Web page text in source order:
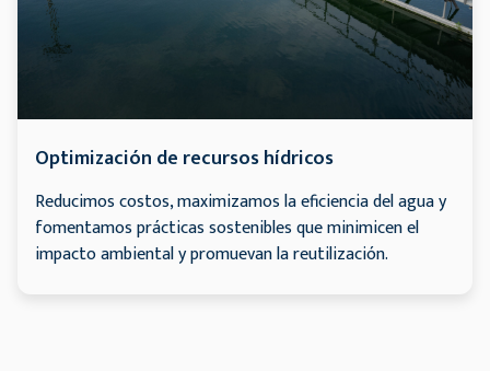
Optimización de recursos hídricos
Reducimos costos, maximizamos la eficiencia del agua y
fomentamos prácticas sostenibles que minimicen el
impacto ambiental y promuevan la reutilización.